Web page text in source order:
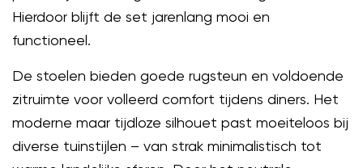
Hierdoor blijft de set jarenlang mooi en
functioneel.
De stoelen bieden goede rugsteun en voldoende
zitruimte voor volleerd comfort tijdens diners. Het
moderne maar tijdloze silhouet past moeiteloos bij
diverse tuinstijlen – van strak minimalistisch tot